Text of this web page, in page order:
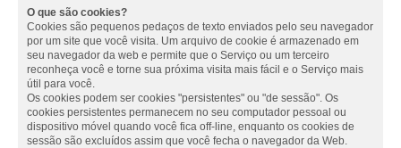
O que são cookies?
Cookies são pequenos pedaços de texto enviados pelo seu navegador
por um site que você visita. Um arquivo de cookie é armazenado em
seu navegador da web e permite que o Serviço ou um terceiro
reconheça você e torne sua próxima visita mais fácil e o Serviço mais
útil para você.
Os cookies podem ser cookies "persistentes" ou "de sessão". Os
cookies persistentes permanecem no seu computador pessoal ou
dispositivo móvel quando você fica off-line, enquanto os cookies de
sessão são excluídos assim que você fecha o navegador da Web.